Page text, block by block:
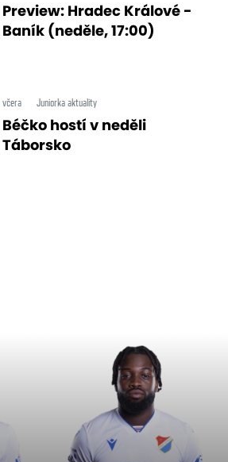
Preview: Hradec Králové -
Baník (neděle, 17:00)
včera Juniorka aktuality
Béčko hostí v neděli
Táborsko